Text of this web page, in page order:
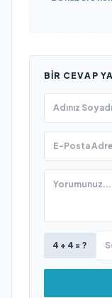
BIR CEVAP
4 + 4 = ?